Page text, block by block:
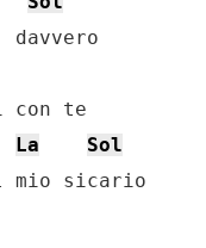
La
Sol